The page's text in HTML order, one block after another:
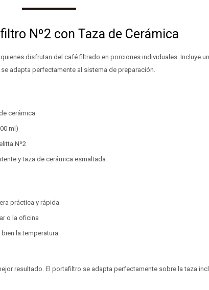
Nº2 con Taza de Cerámica
disfrutan del café filtrado en porciones individuales. Incluye un
adapta perfectamente al sistema de preparación.
cerámica
ml)
Nº2
y taza de cerámica esmaltada
práctica y rápida
o la oficina
la temperatura
resultado. El portafiltro se adapta perfectamente sobre la taza